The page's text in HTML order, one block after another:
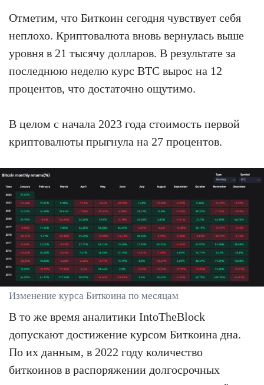
Отметим, что Биткоин сегодня чувствует себя
неплохо. Криптовалюта вновь вернулась выше
уровня в 21 тысячу долларов. В результате за
последнюю неделю курс BTC вырос на 12
процентов, что достаточно ощутимо.
В целом с начала 2023 года стоимость первой
криптовалюты прыгнула на 27 процентов.
Изменение курса Биткоина по месяцам
В то же время аналитики IntoTheBlock
допускают достижение курсом Биткоина дна.
По их данным, в 2022 году количество
биткоинов в распоряжении долгосрочных